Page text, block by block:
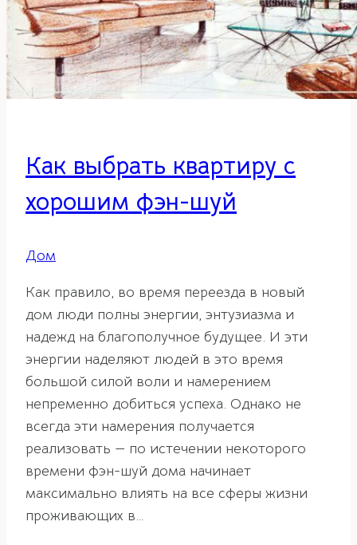
Как выбрать квартиру с
хорошим фэн-шуй
Дом
Как правило, во время переезда в новый
дом люди полны энергии, энтузиазма и
надежд на благополучное будущее. И эти
энергии наделяют людей в это время
большой силой воли и намерением
непременно добиться успеха. Однако не
всегда эти намерения получается
реализовать — по истечении некоторого
времени фэн-шуй дома начинает
максимально влиять на все сферы жизни
проживающих в…